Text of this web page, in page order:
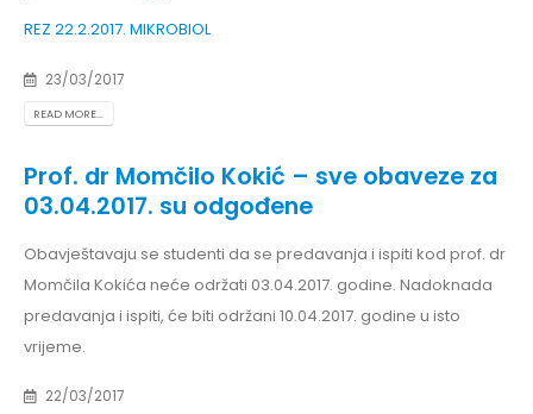
REZ 22.2.2017. MIKROBIOL
23/03/2017
READ MORE...
Prof. dr Momčilo Kokić – sve obaveze za
03.04.2017. su odgođene
Obavještavaju se studenti da se predavanja i ispiti kod prof. dr
Momčila Kokića neće održati 03.04.2017. godine. Nadoknada
predavanja i ispiti, će biti održani 10.04.2017. godine u isto
vrijeme.
22/03/2017